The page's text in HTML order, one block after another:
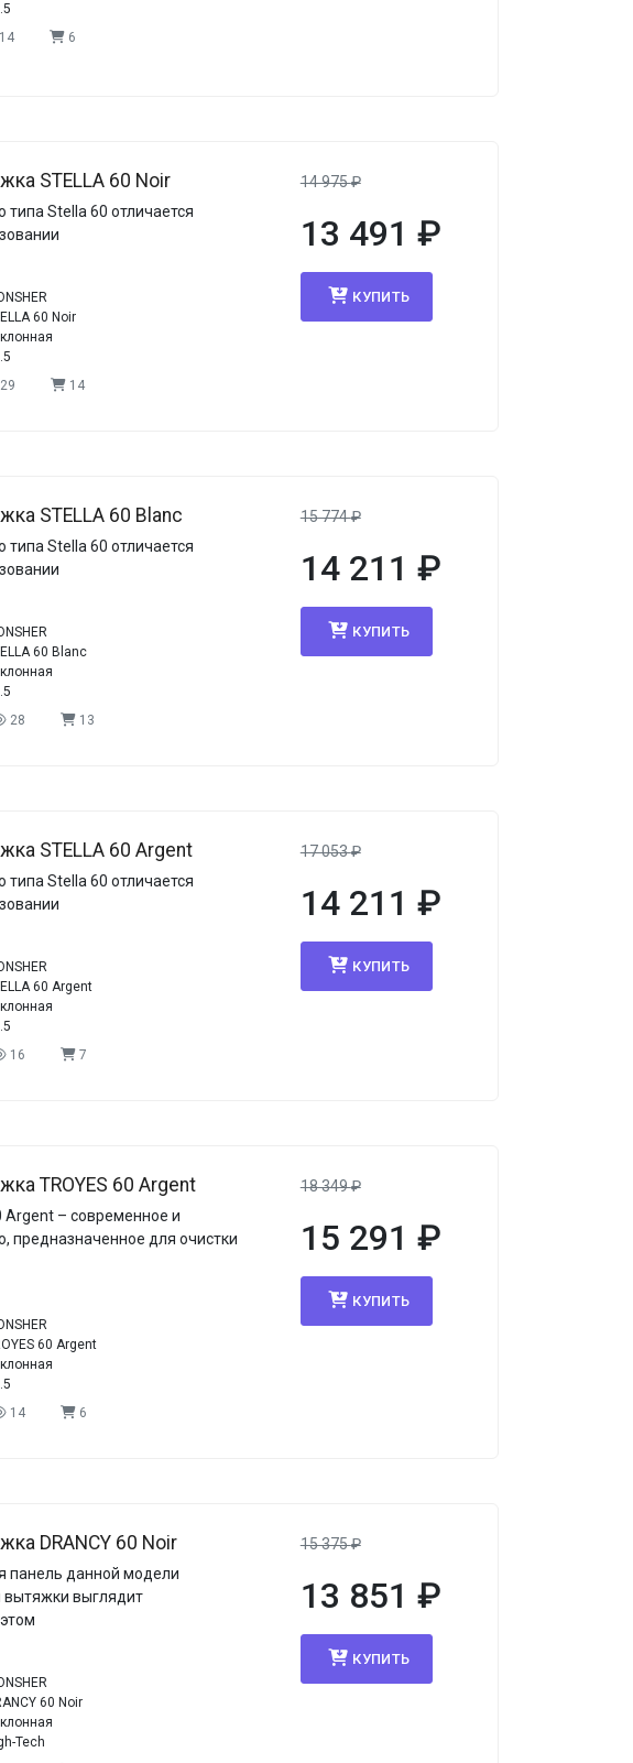
14 6
STELLA 60 Noir
типа Stella 60 отличается
60 Noir
29 14
14 975₽
13 491 ₽
КУПИТЬ
STELLA 60 Blanc
типа Stella 60 отличается
60 Blanc
28 13
15 774₽
14 211 ₽
КУПИТЬ
STELLA 60 Argent
типа Stella 60 отличается
60 Argent
16 7
17 053₽
14 211 ₽
КУПИТЬ
TROYES 60 Argent
Argent – современное и
предназначенное для очистки
60 Argent
14 6
18 349₽
15 291 ₽
КУПИТЬ
DRANCY 60 Noir
панель данной модели
вытяжки выглядит
60 Noir
Tech
15 375₽
13 851 ₽
КУПИТЬ